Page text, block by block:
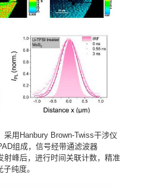
采用Hanbury Brown-Twiss干涉仪
组成，信号经带通滤波器
射峰后，进行时间关联计数，精准
纯度。